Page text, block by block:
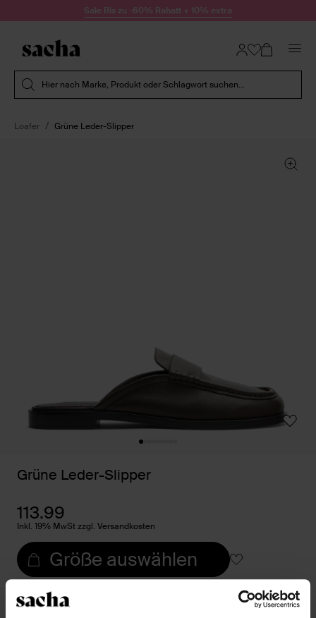
Zum Inhalt springenSale Bis zu -60% Rabatt + 10% extra
Hier nach Marke, Produkt oder Schlagwort suchen...
Loafer Grüne Leder-Slipper
Grüne Leder-Slipper
113.99
Inkl. 19% MwSt zzgl. Versandkosten
Größe auswählen
Trusted Shop-Gütesiegel